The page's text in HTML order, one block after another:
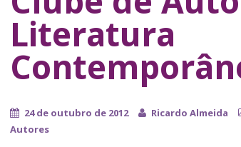
Literatura
24 de outubro de 2012 Ricardo Almeida
Autores